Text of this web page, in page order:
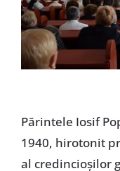
Părintele Iosif
1940, hirotonit
al credincioșilor